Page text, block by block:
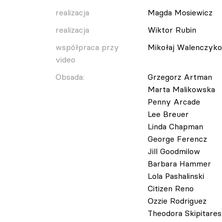
realizacja
Magda Mosiewicz
realizacja
Wiktor Rubin
współpraca przy
video
Mikołaj
Obsada:
Grzegorz Artman
Marta Malikowska
Penny Arcade
Lee Breuer
Linda Chapman
George Ferencz
Jill Goodmilow
Barbara Hammer
Lola Pashalinski
Citizen Reno
Ozzie Rodriguez
Theodora Skipitares